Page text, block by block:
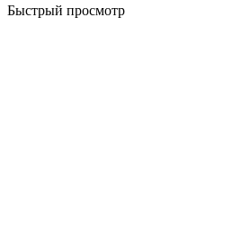
Быстрый просмотр